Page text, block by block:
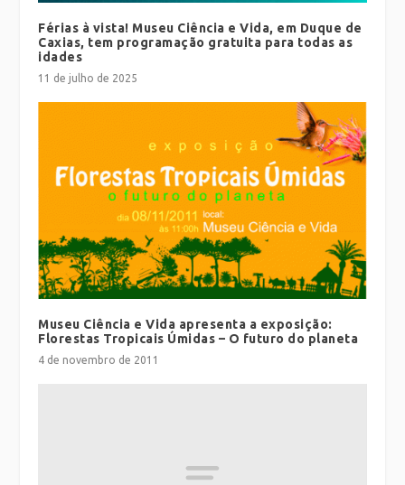
Férias à vista! Museu Ciência e Vida, em Duque de
Caxias, tem programação gratuita para todas as
idades
11 de julho de 2025
Museu Ciência e Vida apresenta a exposição:
Florestas Tropicais Úmidas – O futuro do planeta
4 de novembro de 2011